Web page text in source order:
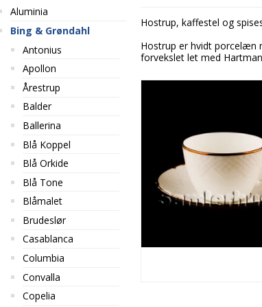
Aluminia
Bing & Grøndahl
Antonius
Apollon
Årestrup
Balder
Ballerina
Blå Koppel
Blå Orkide
Blå Tone
Blåmalet
Brudeslør
Casablanca
Columbia
Convalla
Copelia
Hostrup, kaffestel og
Hostrup er hvidt porcelæn
forvekslet let med